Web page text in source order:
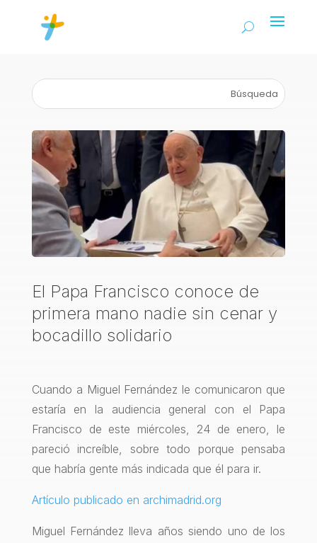
El Papa Francisco conoce de
primera mano nadie sin cenar y
bocadillo solidario
Cuando a Miguel Fernández le comunicaron que
estaría en la audiencia general con el Papa
Francisco de este miércoles, 24 de enero, le
pareció increíble, sobre todo porque pensaba
que habría gente más indicada que él para ir.
Artículo publicado en archimadrid.org
Miguel Fernández lleva años siendo uno de los